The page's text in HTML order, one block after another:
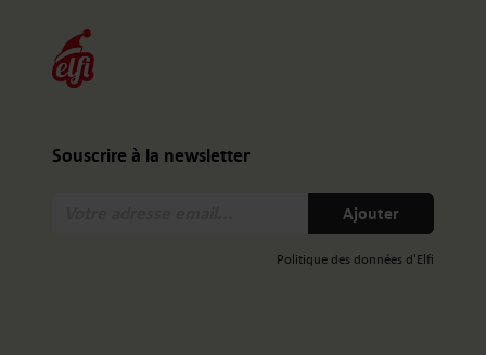
Souscrire à la newsletter
Ajouter
Politique des données d'Elfi